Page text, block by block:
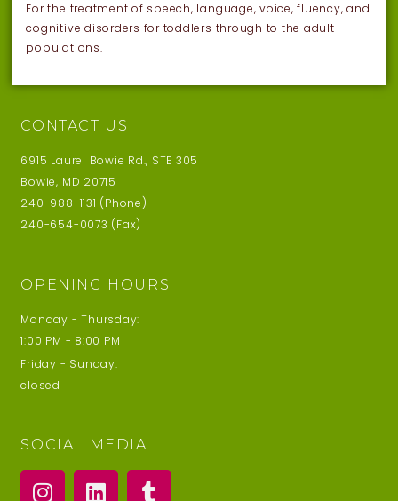
For the treatment of speech, language, voice, fluency, and
cognitive disorders for toddlers through to the adult
populations.
CONTACT US
6915 Laurel Bowie Rd., STE 305
Bowie, MD 20715
240-988-1131 (Phone)
240-654-0073 (Fax)
OPENING HOURS
Monday - Thursday:
1:00 PM - 8:00 PM
Friday - Sunday:
closed
SOCIAL MEDIA